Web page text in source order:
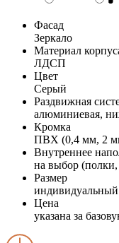
Фасад
Зеркало
Материал
ЛДСП
Цвет
Серый
Раздвижная
алюминиевая,
Кромка
ПВХ (0,4 мм, 2
Внутреннее
на выбор
Размер
индивидуальный
Цена
указана за